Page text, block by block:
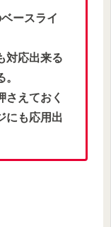
ースライ
対応出来る
さえておく
にも応用出